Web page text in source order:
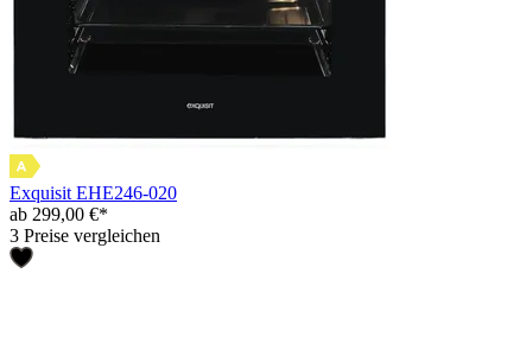
Exquisit EHE246-020
ab 299,00 €*
3 Preise vergleichen